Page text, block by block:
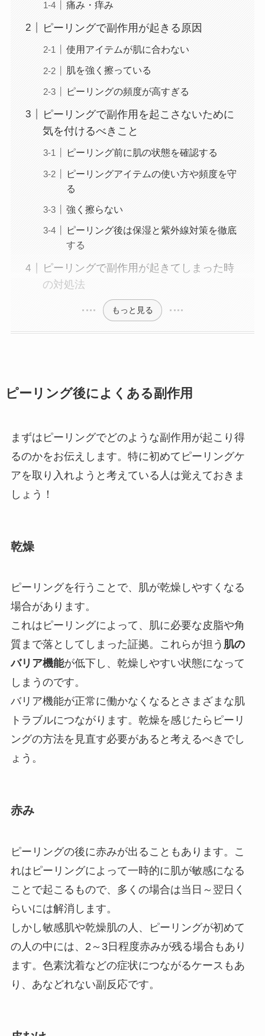
痛み・痒み
ピーリングで副作用が起きる原因
使用アイテムが肌に合わない
肌を強く擦っている
ピーリングの頻度が高すぎる
ピーリングで副作用を起こさないために
気を付けるべきこと
ピーリング前に肌の状態を確認する
ピーリングアイテムの使い方や頻度を守
る
強く擦らない
ピーリング後は保湿と紫外線対策を徹底
する
ピーリングで副作用が起きてしまった時
の対処法
もっと見る
ピーリング後によくある副作用
まずはピーリングでどのような副作用が起こり得
るのかをお伝えします。特に初めてピーリングケ
アを取り入れようと考えている人は覚えておきま
しょう！
乾燥
ピーリングを行うことで、肌が乾燥しやすくなる
場合があります。
これはピーリングによって、肌に必要な皮脂や角
質まで落としてしまった証拠。これらが担う 肌の
バリア機能が低下し、乾燥しやすい状態になって
しまうのです。
バリア機能が正常に働かなくなるとさまざまな肌
トラブルにつながります。乾燥を感じたらピーリ
ングの方法を見直す必要があると考えるべきでし
ょう。
赤み
ピーリングの後に赤みが出ることもあります。こ
れはピーリングによって一時的に肌が敏感になる
ことで起こるもので、多くの場合は当日～翌日く
らいには解消します。
しかし敏感肌や乾燥肌の人、ピーリングが初めて
の人の中には、 2 ～ 3日程度赤みが残る場合もあり
ます。色素沈着などの症状につながるケースもあ
り、あなどれない副反応です。